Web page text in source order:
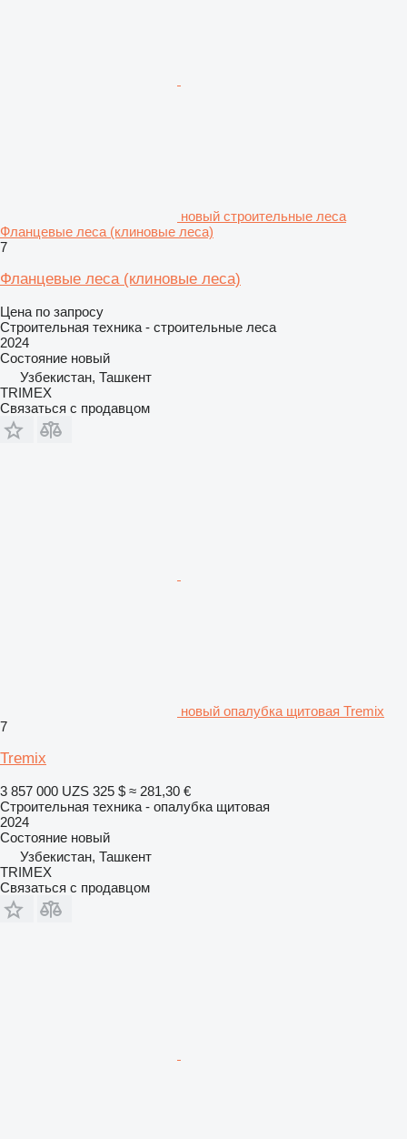
новый строительные леса
Фланцевые леса (клиновые леса)
7
Фланцевые леса (клиновые леса)
Цена по запросу
Строительная техника - строительные леса
2024
Состояние новый
Узбекистан, Ташкент
TRIMEX
Связаться с продавцом
новый опалубка щитовая Tremix
7
Tremix
3 857 000 UZS 325 $ ≈ 281,30 €
Строительная техника - опалубка щитовая
2024
Состояние новый
Узбекистан, Ташкент
TRIMEX
Связаться с продавцом